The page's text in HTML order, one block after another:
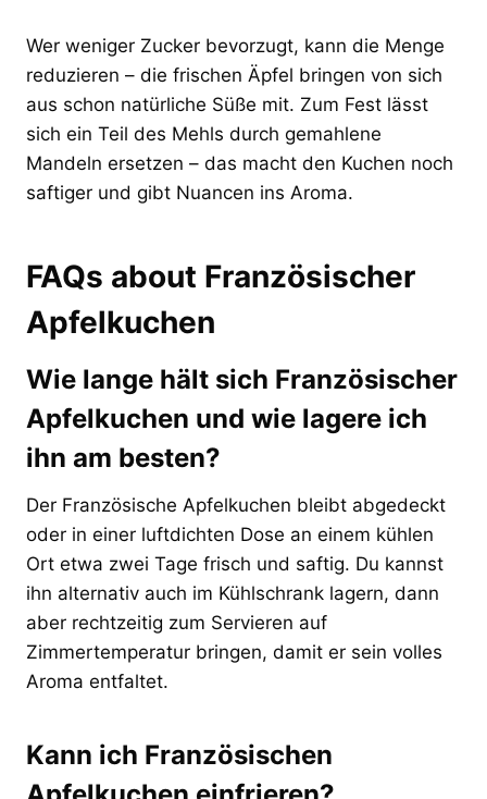
Wer weniger Zucker bevorzugt, kann die Menge
reduzieren – die frischen Äpfel bringen von sich
aus schon natürliche Süße mit. Zum Fest lässt
sich ein Teil des Mehls durch gemahlene
Mandeln ersetzen – das macht den Kuchen noch
saftiger und gibt Nuancen ins Aroma.
FAQs about Französischer
Apfelkuchen
Wie lange hält sich Französischer
Apfelkuchen und wie lagere ich
ihn am besten?
Der Französische Apfelkuchen bleibt abgedeckt
oder in einer luftdichten Dose an einem kühlen
Ort etwa zwei Tage frisch und saftig. Du kannst
ihn alternativ auch im Kühlschrank lagern, dann
aber rechtzeitig zum Servieren auf
Zimmertemperatur bringen, damit er sein volles
Aroma entfaltet.
Kann ich Französischen